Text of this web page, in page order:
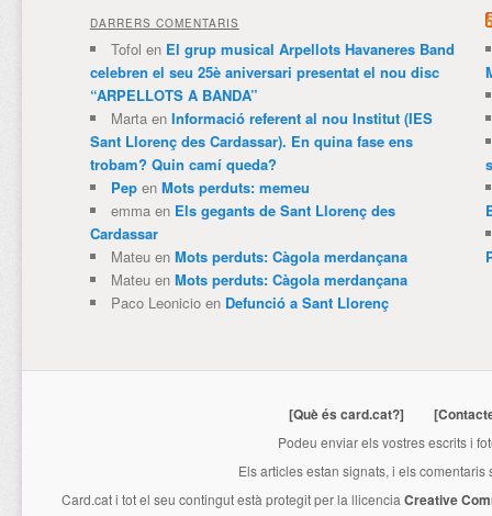
DARRERS COMENTARIS
Tofol en El grup musical Arpellots Havaneres Band
celebren el seu 25è aniversari presentat el nou disc
“ARPELLOTS A BANDA”
Martaen Informació referent al nou Institut (IES
Sant Llorenç des Cardassar). En quina fase ens
trobam? Quin camí queda?
Pepen Mots perduts: memeu
emmaen Els gegants de Sant Llorenç des
Cardassar
Mateuen Mots perduts: Càgola merdançana
Mateuen Mots perduts: Càgola merdançana
Paco Leonicioen Defunció a Sant Llorenç
[Què és card.cat?]
Podeu enviar els vostres escrits i
Els articles estan signats, i els
Card.cati tot el seu contingut està protegit per la llicencia Creative